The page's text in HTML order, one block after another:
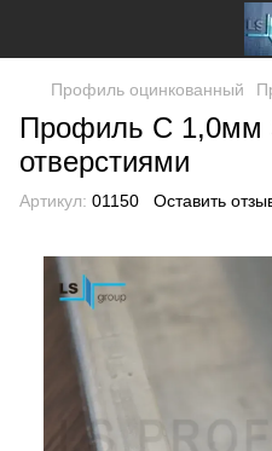
Профиль оцинкованный
Профиль C 1,0мм
отверстиями
Артикул: 01150 Оставить